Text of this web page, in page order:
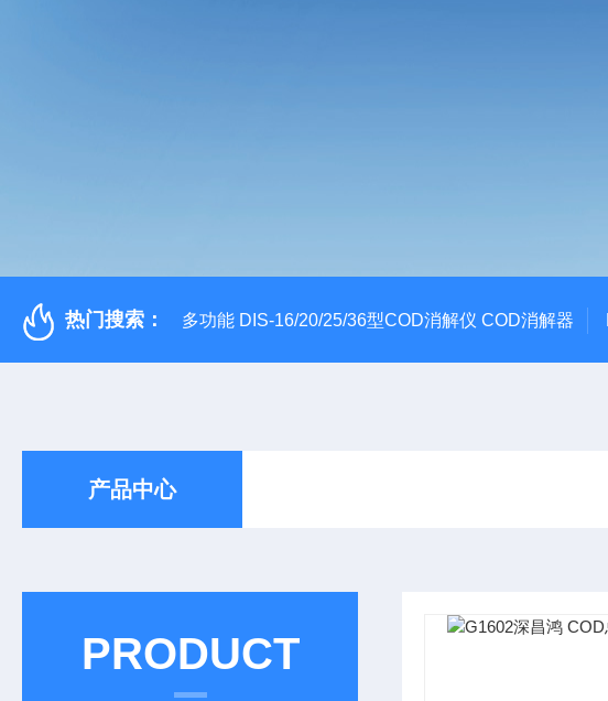
热门搜索： 多功能 DIS-16/20/25/36型COD消解仪 COD消解器
产品中心
PRODUCT